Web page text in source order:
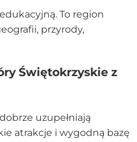
To region
przyrody,
Świętokrzyskie z
uzupełniają
atrakcje i wygodną bazę